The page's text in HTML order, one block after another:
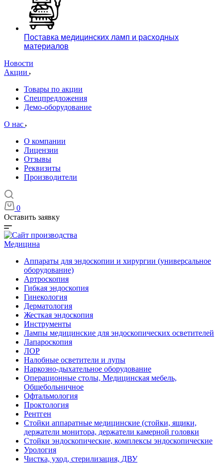
Поставка медицинских ламп и расходных
материалов
Новости
Акции
Товары по акции
Спецпредложения
Демо-оборудование
О нас
О компании
Лицензии
Отзывы
Реквизиты
Производители
0
Оставить заявку
Медицина
Аппараты для эндоскопии и хирургии (универсальное
оборудование)
Артроскопия
Гибкая эндоскопия
Гинекология
Дерматология
Жесткая эндоскопия
Инструменты
Лампы медицинские для эндоскопических осветителей
Лапароскопия
ЛОР
Налобные осветители и лупы
Наркозно-дыхательное оборудование
Операционные столы, Медицинская мебель,
Общебольничное
Офтальмология
Проктология
Рентген
Стойки аппаратные медицинские (стойки, ящики,
держатели монитора, держатели камерной головки
Стойки эндоскопические, комплексы эндоскопические
Урология
Чистка, уход, стерилизация, ДВУ